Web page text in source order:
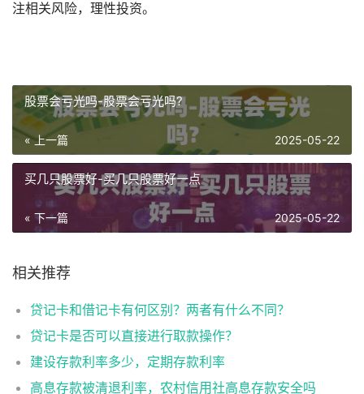
注相关风险，理性投资。
股票会亏光吗-股票会亏光吗?
« 上一篇 2025-05-22
买几只股票好-买几只股票好一点
« 下一篇 2025-05-22
相关推荐
贷记卡和借记卡有何区别？两者有什么不同？
贷记卡是否可以直接进行取款操作？
建设存款利率多少，定期存款利率
高息存款被清退利率，农村信用社高息存款安全吗